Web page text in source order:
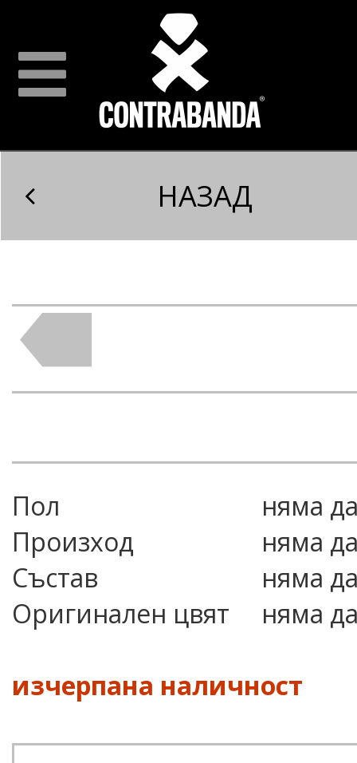
НАЗАД
Пол
няма
Произход
няма
Състав
няма
Оригинален цвят
няма
изчерпана наличност